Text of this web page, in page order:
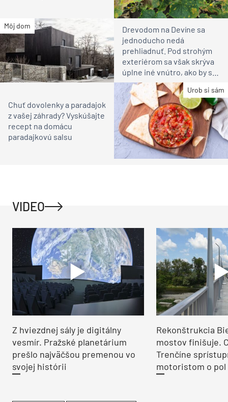
Môj dom
Drevodom na Devíne sa
jednoducho nedá
prehliadnuť. Pod strohým
exteriérom sa však skrýva
úplne iné vnútro, ako by ste
čakali
Urob si sám
Chuť dovolenky a paradajok
z vašej záhrady? Vyskúšajte
recept na domácu
paradajkovú salsu
VIDEO
Z hviezdnej sály je digitálny
vesmír. Pražské planetárium
prešlo najväčšou premenou vo
svojej histórii
Rekonštrukcia
mostov finišuje.
Trenčíne
motoristom o pol